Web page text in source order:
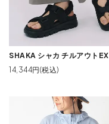
SHAKA シャカ チルアウトEX
14,344円(税込)